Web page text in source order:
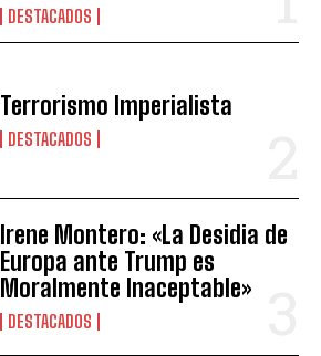
DESTACADOS
Terrorismo Imperialista
DESTACADOS
Irene Montero: «La Desidia de
Europa ante Trump es
Moralmente Inaceptable»
DESTACADOS